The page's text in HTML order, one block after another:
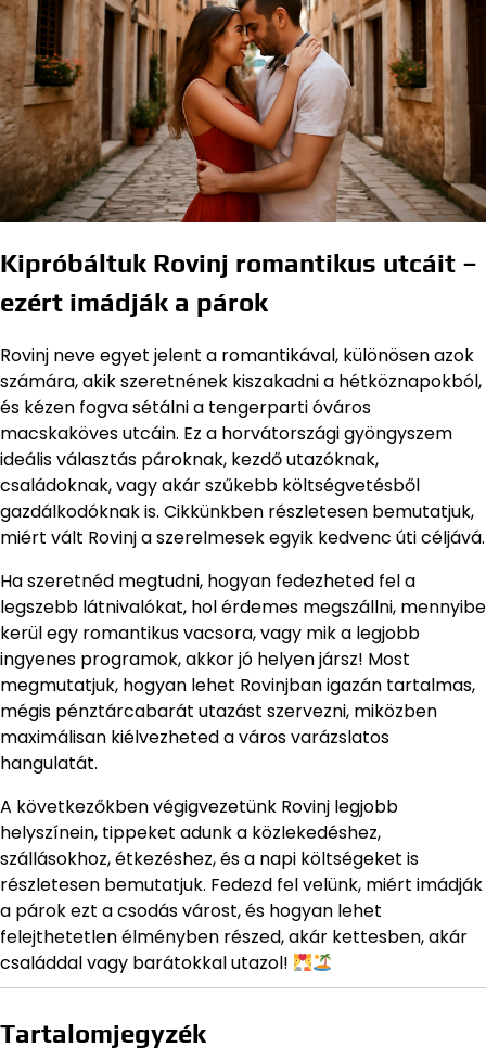
Kipróbáltuk Rovinj romantikus utcáit –
ezért imádják a párok
Rovinj neve egyet jelent a romantikával, különösen azok
számára, akik szeretnének kiszakadni a hétköznapokból,
és kézen fogva sétálni a tengerparti óváros
macskaköves utcáin. Ez a horvátországi gyöngyszem
ideális választás pároknak, kezdő utazóknak,
családoknak, vagy akár szűkebb költségvetésből
gazdálkodóknak is. Cikkünkben részletesen bemutatjuk,
miért vált Rovinj a szerelmesek egyik kedvenc úti céljává.
Ha szeretnéd megtudni, hogyan fedezheted fel a
legszebb látnivalókat, hol érdemes megszállni, mennyibe
kerül egy romantikus vacsora, vagy mik a legjobb
ingyenes programok, akkor jó helyen jársz! Most
megmutatjuk, hogyan lehet Rovinjban igazán tartalmas,
mégis pénztárcabarát utazást szervezni, miközben
maximálisan kiélvezheted a város varázslatos
hangulatát.
A következőkben végigvezetünk Rovinj legjobb
helyszínein, tippeket adunk a közlekedéshez,
szállásokhoz, étkezéshez, és a napi költségeket is
részletesen bemutatjuk. Fedezd fel velünk, miért imádják
a párok ezt a csodás várost, és hogyan lehet
felejthetetlen élményben részed, akár kettesben, akár
családdal vagy barátokkal utazol!
Tartalomjegyzék